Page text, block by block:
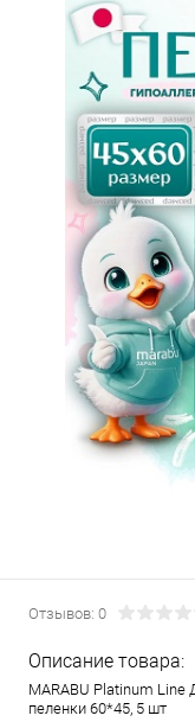
Отзывов: 0
Описание товара:
MARABU Platinum
пеленки 60*45, 5 шт